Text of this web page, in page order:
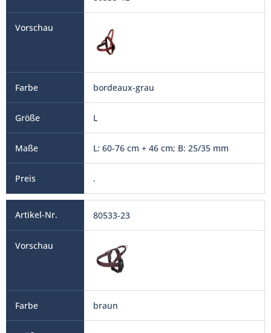
bordeaux-grau
L
L: 60-76 cm + 46 cm; B: 25/35 mm
.
80533-23
braun